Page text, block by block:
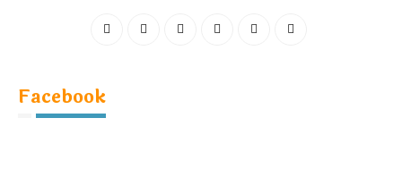
Facebook